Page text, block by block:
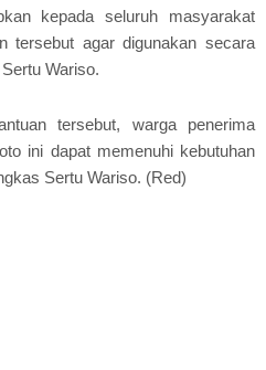
kepada seluruh masyarakat
tersebut agar digunakan secara
Wariso.
tersebut, warga penerima
ini dapat memenuhi kebutuhan
Sertu Wariso. (Red)